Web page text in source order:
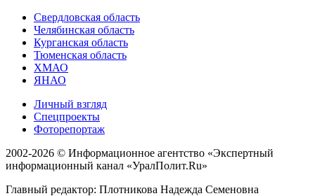
Свердловская область
Челябинская область
Курганская область
Тюменская область
ХМАО
ЯНАО
Личный взгляд
Спецпроекты
Фоторепортаж
2002-2026 © Информационное агентство «Экспертный
информационный канал «УралПолит.Ru»
Главный редактор: Плотникова Надежда Семеновна